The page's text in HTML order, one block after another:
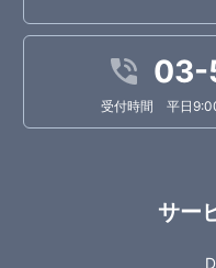
03-
受付時間 平日
サー